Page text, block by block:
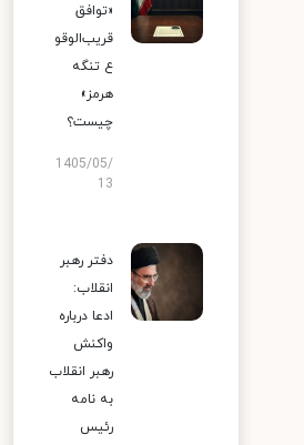
«توافق
قریب‌الوقو
ع تنگه
هرمز»
چیست؟
1405/05/
13
دفتر رهبر
انقلاب:
ادعا درباره
واکنش
رهبر انقلاب
به نامه
رئیس